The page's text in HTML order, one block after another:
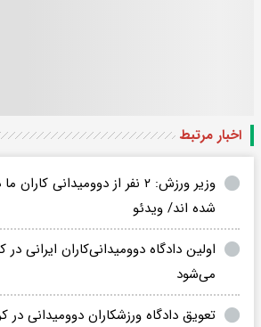
اخبار مرتبط
وزیر ورزش: ۲ نفر از دوومیدانی
شده اند/ ویدئو
اولین دادگاه دوومیدانی‌کاران ایرانی در
می‌شود
تعویق دادگاه ورزشکاران دوومیدانی در